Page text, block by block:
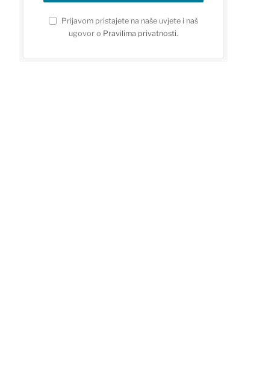
Prijavom pristajete na naše uvjete i naš
ugovor o Pravilima privatnosti.